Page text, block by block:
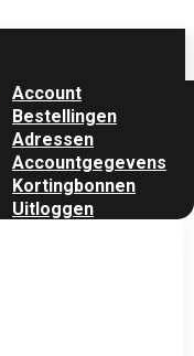
Account
Bestellingen
Adressen
Accountgegevens
Kortingbonnen
Uitloggen